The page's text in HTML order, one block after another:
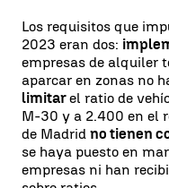
Los requisitos que
2023 eran dos:
empresas de alquiler
aparcar en zonas no
limitarel ratio de
M-30 y a 2.400 en el
de Madrid no tienen
se haya puesto en
empresas ni han